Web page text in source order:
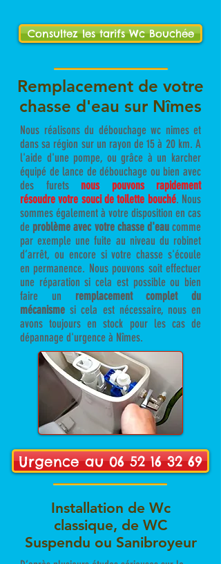
Remplacement de votre
chasse d'eau sur Nîmes
Nous réalisons du débouchage wc nimes et
dans sa région sur un rayon de 15 à 20 km. A
l'aide d'une pompe, ou grâce à un karcher
équipé de lance de débouchage ou bien avec
des furets nous pouvons rapidement
résoudre votre souci de toilette bouché. Nous
sommes également à votre disposition en cas
de problème avec votre chasse d'eaucomme
par exemple une fuite au niveau du robinet
d’arrêt, ou encore si votre chasse s'écoule
en permanence. Nous pouvons soit effectuer
une réparation si cela est possible ou bien
faire un remplacement complet du
mécanisme si cela est nécessaire, nous en
avons toujours en stock pour les cas de
dépannage d'urgence à Nîmes.
Installation de Wc
classique, de WC
Suspendu ou Sanibroyeur
Consultez les tarifs Wc Bouchée
Urgence au 06 52 16 32 69